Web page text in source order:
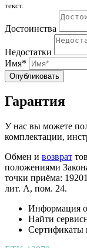
текст.
Достоинства
Недостатки
Имя*
Опубликовать
Гарантия
У нас вы можете
комплектации,
Обмен и возврат
положениями
точки приёма:
лит. А, пом. 24.
Информация о
Найти
Сертификаты